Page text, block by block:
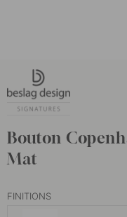
Bouton
Mat
FINITIONS